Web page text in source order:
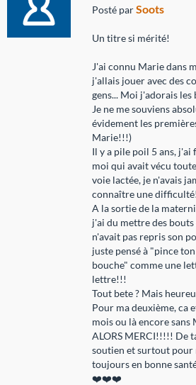
Posté parSoots
Un titre si mérité!
J'ai connu Marie dans
j'allais jouer avec des
gens... Moi j'adorais les
Je ne me souviens
évidement les
Marie!!!)
Il y a pile poil 5 ans,
moi qui avait vécu
voie lactée, je n'avais
connaître une
A la sortie de la
j'ai du mettre des
n'avait pas repris son
juste pensé à "pince
bouche" comme une
lettre!!!
Tout bete ? Mais
Pour ma deuxième, ca
mois ou là encore
ALORS MERCI!!!!! De
soutien et surtout pour
toujours en bonne
❤️❤️❤️